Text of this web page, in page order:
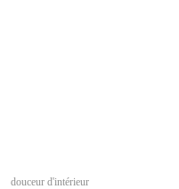
douceur d'intérieur